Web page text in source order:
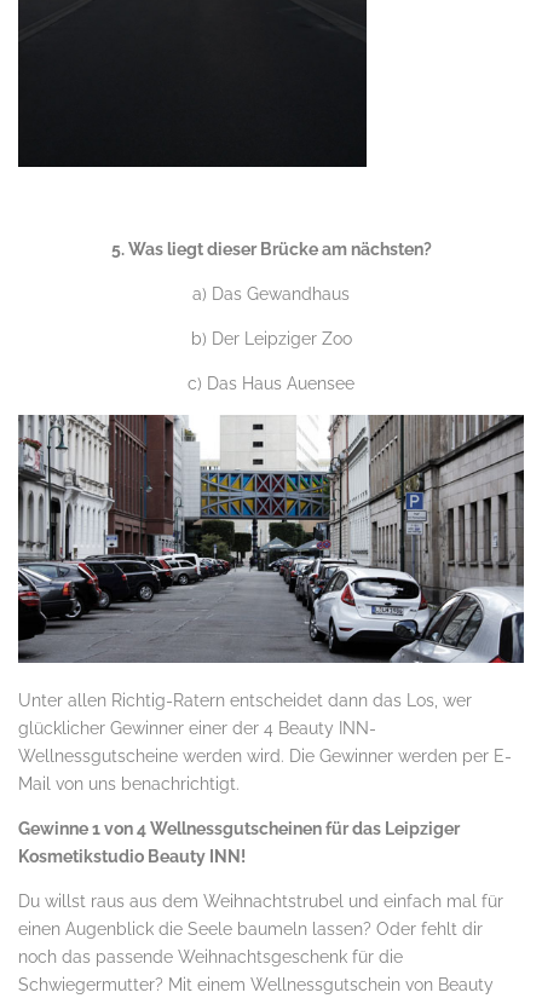
5. Was liegt dieser Brücke am nächsten?
a) Das Gewandhaus
b) Der Leipziger Zoo
c) Das Haus Auensee
Unter allen Richtig-Ratern entscheidet dann das Los, wer
glücklicher Gewinner einer der 4 Beauty INN-
Wellnessgutscheine werden wird. Die Gewinner werden per E-
Mail von uns benachrichtigt.
Gewinne 1 von 4 Wellnessgutscheinen für das Leipziger
Kosmetikstudio Beauty INN!
Du willst raus aus dem Weihnachtstrubel und einfach mal für
einen Augenblick die Seele baumeln lassen? Oder fehlt dir
noch das passende Weihnachtsgeschenk für die
Schwiegermutter? Mit einem Wellnessgutschein von Beauty